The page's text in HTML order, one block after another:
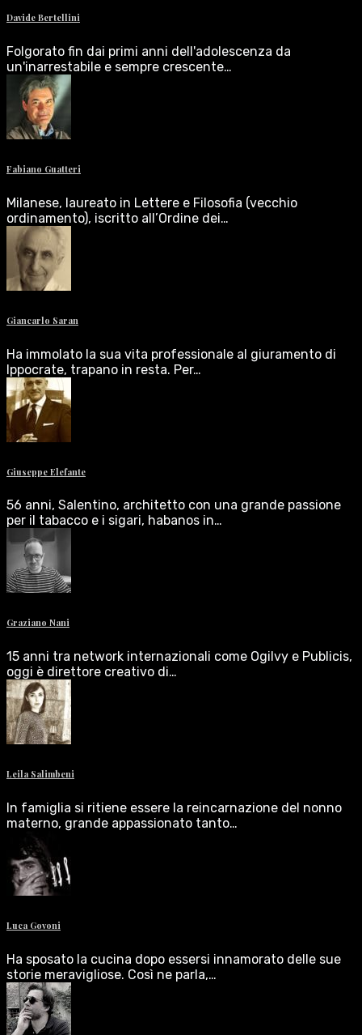
Davide Bertellini
Folgorato fin dai primi anni dell'adolescenza da
un'inarrestabile e sempre crescente…
Fabiano Guatteri
Milanese, laureato in Lettere e Filosofia (vecchio
ordinamento), iscritto all’Ordine dei…
Giancarlo Saran
Ha immolato la sua vita professionale al giuramento di
Ippocrate, trapano in resta. Per…
Giuseppe Elefante
56 anni, Salentino, architetto con una grande passione
per il tabacco e i sigari, habanos in…
Graziano Nani
15 anni tra network internazionali come Ogilvy e Publicis,
oggi è direttore creativo di…
Leila Salimbeni
In famiglia si ritiene essere la reincarnazione del nonno
materno, grande appassionato tanto…
Luca Govoni
Ha sposato la cucina dopo essersi innamorato delle sue
storie meravigliose. Così ne parla,…